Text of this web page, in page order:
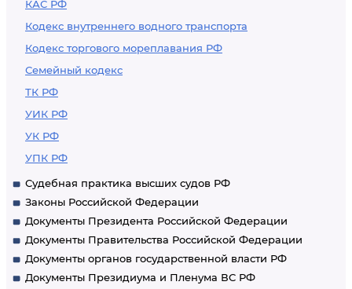
КАС РФ
Кодекс внутреннего водного транспорта
Кодекс торгового мореплавания РФ
Семейный кодекс
ТК РФ
УИК РФ
УК РФ
УПК РФ
Судебная практика высших судов РФ
Законы Российской Федерации
Документы Президента Российской Федерации
Документы Правительства Российской Федерации
Документы органов государственной власти РФ
Документы Президиума и Пленума ВС РФ